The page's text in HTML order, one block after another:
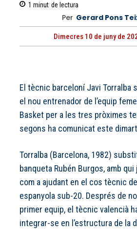
1 minut de lectura
Per Gerard Pons
Dimecres 10 de juny de
El tècnic barceloní Javi Torralba
el nou entrenador de l’equip
Basket per a les tres pròximes
segons ha comunicat este
Torralba (Barcelona, 1982)
banqueta Rubén Burgos, amb
com a ajudant en el cos tècnic
espanyola sub-20. Després de
primer equip, el tècnic valencià
integrar-se en l’estructura de la